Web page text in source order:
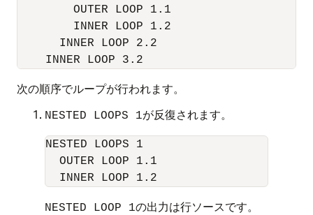
        OUTER LOOP 1.1
        INNER LOOP 1.2
      INNER LOOP 2.2
次の順序でループが行われます。
NESTED LOOPS 1が反復されます。
NESTED LOOPS 1
  OUTER LOOP 1.1
NESTED LOOP 1の出力は行ソースです。